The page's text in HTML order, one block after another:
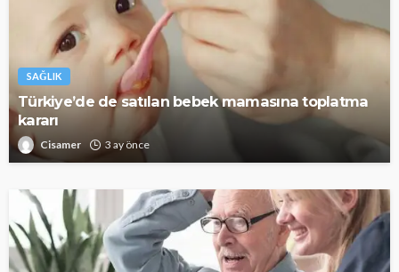
SAĞLIK
Türkiye’de de satılan bebek mamasına toplatma
kararı
Cisamer 3 ay önce